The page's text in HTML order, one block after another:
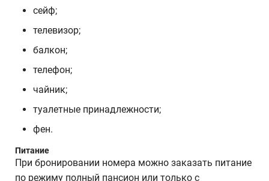
сейф;
телевизор;
балкон;
телефон;
чайник;
туалетные принадлежности;
фен.
Питание
При бронировании номера можно заказать питание
по режиму полный пансион или только с